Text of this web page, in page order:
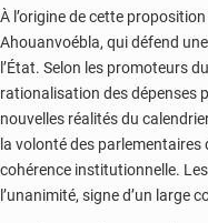
À l’origine de cette
Ahouanvoébla, qui défend
l’État. Selon les promoteurs
rationalisation des dépenses
nouvelles réalités du
la volonté des
cohérence institutionnelle.
l’unanimité, signe d’un large